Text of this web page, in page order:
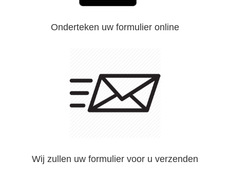
Onderteken uw formulier online
Wij zullen uw formulier voor u verzenden